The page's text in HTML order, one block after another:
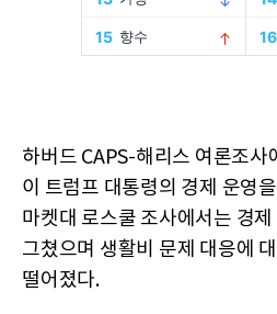
하버드 CAPS-해리스 여론조
이 트럼프 대통령의 경제 운영
마켓대 로스쿨 조사에서는 경
그쳤으며 생활비 문제 대응에
떨어졌다.